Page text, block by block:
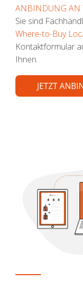
ANBINDUNG AN
Sie sind
Where-to-Buy
Kontaktformular
Ihnen.